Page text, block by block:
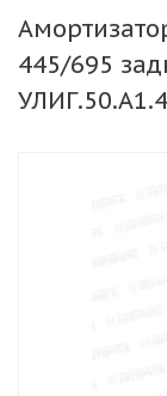
445/695